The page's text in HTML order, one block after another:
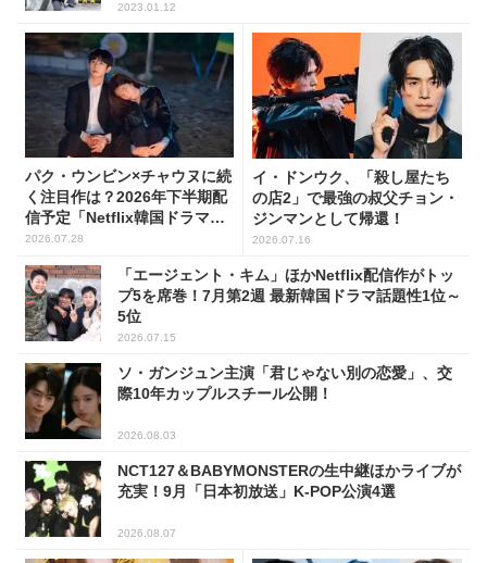
2023.01.12
パク・ウンビン×チャウヌに続
く注目作は？2026年下半期配
信予定「Netflix韓国ドラマ」8
選
2026.07.28
イ・ドンウク、「殺し屋たち
の店2」で最強の叔父チョン・
ジンマンとして帰還！
2026.07.16
「エージェント・キム」ほかNetflix配信作がトッ
プ5を席巻！7月第2週 最新韓国ドラマ話題性1位～
5位
2026.07.15
ソ・ガンジュン主演「君じゃない別の恋愛」、交
際10年カップルスチール公開！
2026.08.03
NCT127＆BABYMONSTERの生中継ほかライブが
充実！9月「日本初放送」K-POP公演4選
2026.08.07